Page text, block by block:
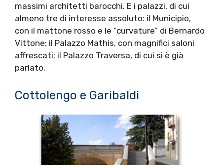
massimi architetti barocchi. E i palazzi, di cui
almeno tre di interesse assoluto: il Municipio,
con il mattone rosso e le “curvature” di Bernardo
Vittone; il Palazzo Mathis, con magnifici saloni
affrescati; il Palazzo Traversa, di cui si è già
parlato.
Cottolengo e Garibaldi